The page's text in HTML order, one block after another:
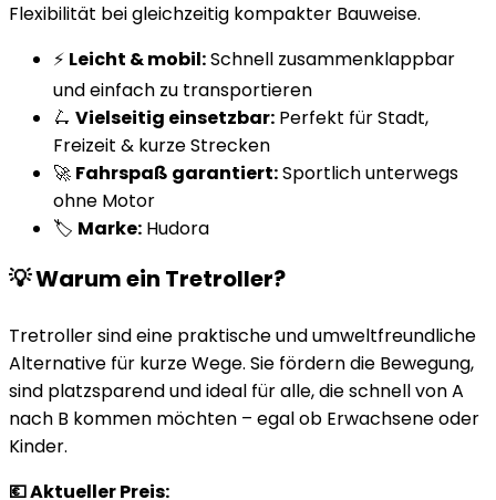
Flexibilität bei gleichzeitig kompakter Bauweise.
⚡ Leicht & mobil:Schnell zusammenklappbar
und einfach zu transportieren
🛴 Vielseitig einsetzbar: Perfekt für Stadt,
Freizeit & kurze Strecken
🚀 Fahrspaß garantiert:Sportlich unterwegs
ohne Motor
🏷️ Marke: Hudora
💡 Warum ein Tretroller?
Tretroller sind eine praktische und umweltfreundliche
Alternative für kurze Wege. Sie fördern die Bewegung,
sind platzsparend und ideal für alle, die schnell von A
nach B kommen möchten – egal ob Erwachsene oder
Kinder.
💶 Aktueller Preis: